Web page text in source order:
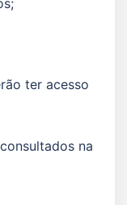
ter acesso
na